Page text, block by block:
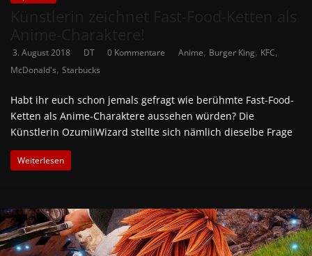
3. August 2018 DT 0 Kommentare Anime, Burger King, KFC,
McDonald's, Starbucks
Habt ihr euch schon jemals gefragt wie berühmte Fast-Food-
Ketten als Anime-Charaktere aussehen würden? Die
Künstlerin OzumiiWizard stellte sich nämlich dieselbe Frage
Weiterlesen